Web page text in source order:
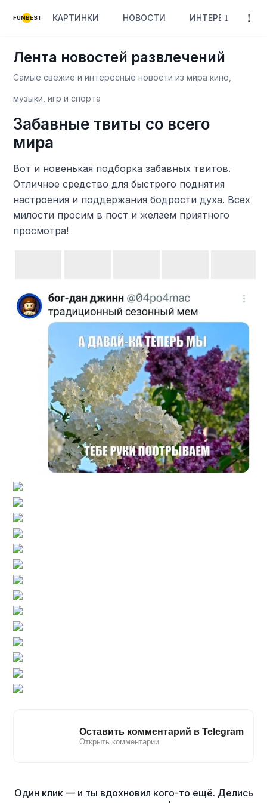
FUNBEST КАРТИНКИ НОВОСТИ ИНТЕРЕСНОЕ
Лента новостей развлечений
Самые свежие и интересные новости из мира кино,
музыки, игр и спорта
Забавные твиты со всего
мира
Вот и новенькая подборка забавных твитов.
Отличное средство для быстрого поднятия
настроения и поддержания бодрости духа. Всех
милости просим в пост и желаем приятного
просмотра!